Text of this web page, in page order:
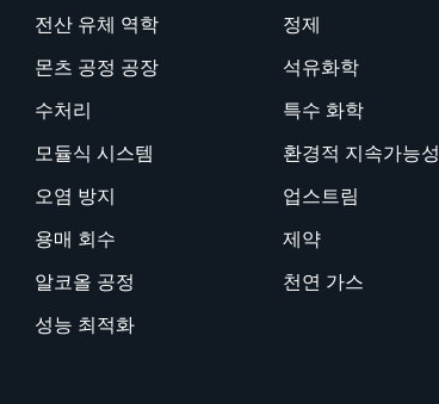
전산 유체 역학
몬츠 공정 공장
수처리
모듈식 시스템
오염 방지
용매 회수
알코올 공정
성능 최적화
정제
석유화학
특수 화학
환경적 지속가능성
업스트림
제약
천연 가스